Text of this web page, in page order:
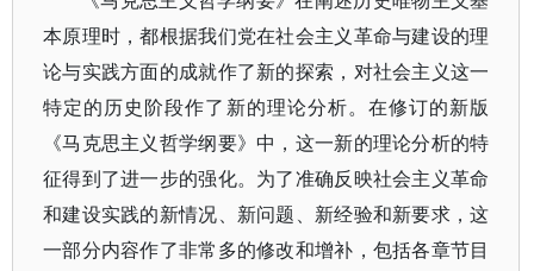
本原理时，都根据我们党在社会主义革命与建设的理
论与实践方面的成就作了新的探索，对社会主义这一
特定的历史阶段作了新的理论分析。在修订的新版
《马克思主义哲学纲要》中，这一新的理论分析的特
征得到了进一步的强化。为了准确反映社会主义革命
和建设实践的新情况、新问题、新经验和新要求，这
一部分内容作了非常多的修改和增补，包括各章节目